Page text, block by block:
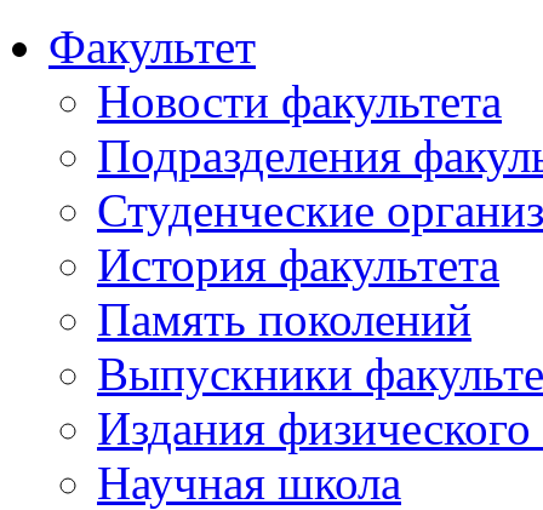
Факультет
Новости факультета
Подразделения
Студенческие
История факультета
Память поколений
Выпускники
Издания физического
Научная школа